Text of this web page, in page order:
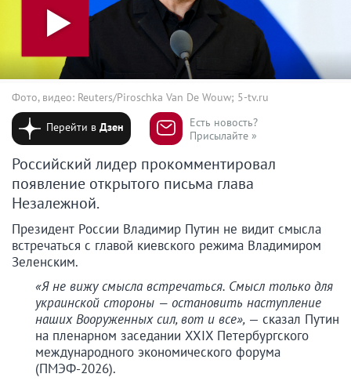
Фото, видео: Reuters/Piroschka Van De Wouw; 5-tv.ru
Перейти вДзен
Есть новость?
Присылайте »
Российский лидер прокомментировал
появление открытого письма глава
Незалежной.
Президент России Владимир Путин не видит смысла
встречаться с главой киевского режима Владимиром
Зеленским.
«Я не вижу смысла встречаться. Смысл только для
украинской стороны — остановить наступление
наших Вооруженных сил, вот и все», — сказал Путин
на пленарном заседании XXIX Петербургского
международного экономического форума
(ПМЭФ-2026).